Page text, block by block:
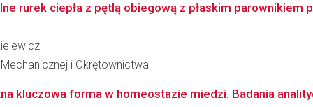
rurek ciepła z pętlą obiegową z płaskim parownikiem
i Okrętownictwa
kluczowa forma w homeostazie miedzi. Badania